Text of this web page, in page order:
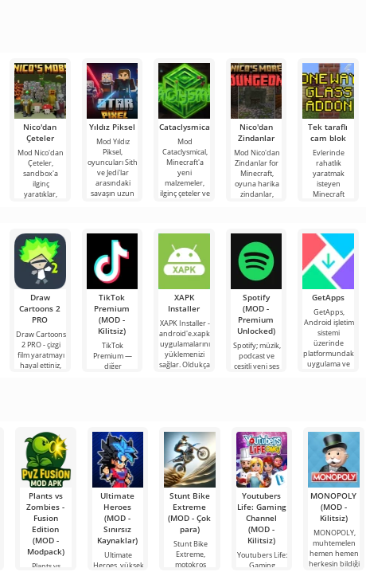
Nico'dan
Çeteler
Mod Nico'dan
Çeteler,
sandbox'a
ilginç
yaratıklar,
yapılan
Yıldız Piksel
Mod Yıldız
Piksel,
oyuncuları Sith
ve Jedi'lar
arasındaki
savaşın uzun
Cataclysmical
Mod
Cataclysmical,
Minecraft'a
yeni
malzemeler,
ilginç çeteler ve
Nico'dan
Zindanlar
Mod Nico'dan
Zindanlar for
Minecraft,
oyuna harika
zindanlar,
Tek taraflı
cam blok
Evlerinde
rahatlık
yaratmak
isteyen
Minecraft
sunuyoruz.
Draw
Cartoons 2
PRO
Draw Cartoons
2 PRO - çizgi
film yaratmayı
hayal ettiniz,
TikTok
Premium
(MOD -
Kilitsiz)
TikTok
Premium —
diğer
sağlayan
XAPK
Installer
XAPK Installer -
android'e.xapk
uygulamalarını
yüklemenizi
sağlar. Oldukça
Spotify
(MOD -
Premium
Unlocked)
Spotify; müzik,
podcast ve
çeşitli yeni ses
GetApps
GetApps,
Android işletim
sistemi
üzerinde
platformundaki
uygulama ve
Plants vs
Zombies -
Fusion
Edition
(MOD -
Modpack)
Plants vs
Ultimate
Heroes
(MOD -
Sınırsız
Kaynaklar)
Ultimate
Heroes, yüksek
Stunt Bike
Extreme
(MOD - Çok
para)
Stunt Bike
Extreme,
motokros
Youtubers
Life: Gaming
Channel
(MOD -
Kilitsiz)
Youtubers Life:
Gaming
MONOPOLY
(MOD -
Kilitsiz)
MONOPOLY,
muhtemelen
hemen hemen
herkesin bildiği